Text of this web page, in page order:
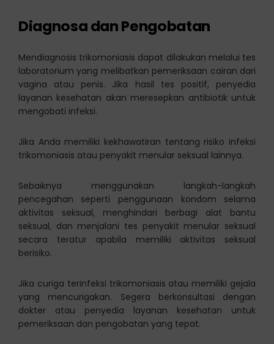
Diagnosa dan Pengobatan
Mendiagnosis trikomoniasis dapat dilakukan melalui tes
laboratorium yang melibatkan pemeriksaan cairan dari
vagina atau penis. Jika hasil tes positif, penyedia
layanan kesehatan akan meresepkan antibiotik untuk
mengobati infeksi.
Jika Anda memiliki kekhawatiran tentang risiko infeksi
trikomoniasis atau penyakit menular seksual lainnya.
Sebaiknya menggunakan langkah-langkah
pencegahan seperti penggunaan kondom selama
aktivitas seksual, menghindari berbagi alat bantu
seksual, dan menjalani tes penyakit menular seksual
secara teratur apabila memiliki aktivitas seksual
berisiko.
Jika curiga terinfeksi trikomoniasis atau memiliki gejala
yang mencurigakan. Segera berkonsultasi dengan
dokter atau penyedia layanan kesehatan untuk
pemeriksaan dan pengobatan yang tepat.